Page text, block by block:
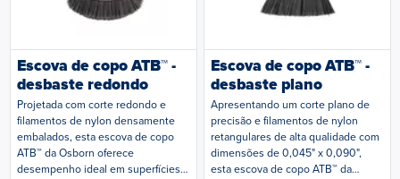
Escova de copo ATB™ -
desbaste redondo
Projetada com corte redondo e
filamentos de nylon densamente
embalados, esta escova de copo
ATB™ da Osborn oferece
desempenho ideal em superfícies
Escova de copo ATB™ -
desbaste plano
Apresentando um corte plano de
precisão e filamentos de nylon
retangulares de alta qualidade com
dimensões de 0,045" x 0,090",
esta escova de copo ATB™ da